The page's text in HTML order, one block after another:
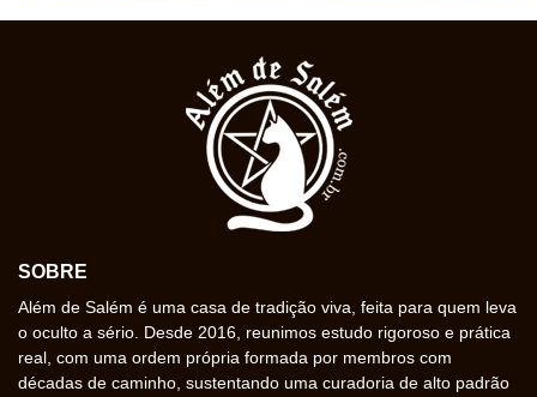
SOBRE
Além de Salém é uma casa de tradição viva, feita para quem leva
o oculto a sério. Desde 2016, reunimos estudo rigoroso e prática
real, com uma ordem própria formada por membros com
décadas de caminho, sustentando uma curadoria de alto padrão